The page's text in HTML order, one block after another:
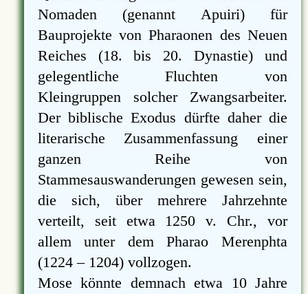
Nomaden (genannt Apuiri) für
Bauprojekte von Pharaonen des Neuen
Reiches (18. bis 20. Dynastie) und
gelegentliche Fluchten von
Kleingruppen solcher Zwangsarbeiter.
Der biblische Exodus dürfte daher die
literarische Zusammenfassung einer
ganzen Reihe von
Stammesauswanderungen gewesen sein,
die sich, über mehrere Jahrzehnte
verteilt, seit etwa 1250 v. Chr., vor
allem unter dem Pharao Merenphta
(1224 – 1204) vollzogen.
Mose könnte demnach etwa 10 Jahre